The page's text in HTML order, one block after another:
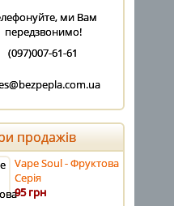
ми Вам
передзвонимо!
(097)007-61-61
продажів
Vape Soul - Фруктова
Серія
95 грн